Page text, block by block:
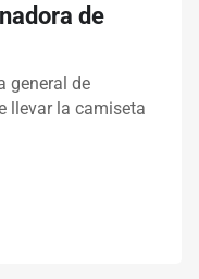
de
general de
llevar la camiseta